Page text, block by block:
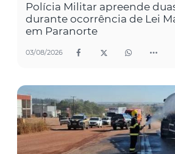
Polícia Militar apreende
durante ocorrência de Lei
em Paranorte
03/08/2026